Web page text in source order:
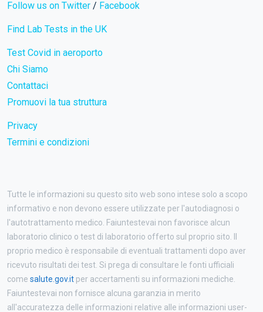
Follow us on Twitter / Facebook
Find Lab Tests in the UK
Test Covid in aeroporto
Chi Siamo
Contattaci
Promuovi la tua struttura
Privacy
Termini e condizioni
Tutte le informazioni su questo sito web sono intese solo a scopo
informativo e non devono essere utilizzate per l'autodiagnosi o
l'autotrattamento medico. Faiuntestevai non favorisce alcun
laboratorio clinico o test di laboratorio offerto sul proprio sito. Il
proprio medico è responsabile di eventuali trattamenti dopo aver
ricevuto risultati dei test. Si prega di consultare le fonti ufficiali
come salute.gov.it per accertamenti su informazioni mediche.
Faiuntestevai non fornisce alcuna garanzia in merito
all'accuratezza delle informazioni relative alle informazioni user-